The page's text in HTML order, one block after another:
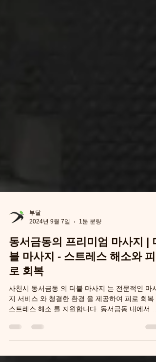
부달
2024년 9월 7일
1분 분량
동서금동의 프리미엄 마사지 |
블 마사지 - 스트레스 해소와 피
로 회복
사천시 동서금동 의 더블 마사지 는 전문적인 마사
글 상위 노출 을 목표로 하는 다양한 서비스와 가